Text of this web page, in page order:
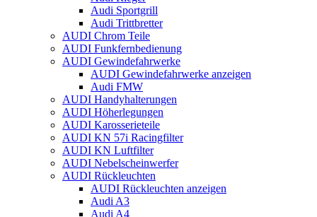
Audi Sportgrill
Audi Trittbretter
AUDI Chrom Teile
AUDI Funkfernbedienung
AUDI Gewindefahrwerke
AUDI Gewindefahrwerke anzeigen
Audi FMW
AUDI Handyhalterungen
AUDI Höherlegungen
AUDI Karosserieteile
AUDI KN 57i Racingfilter
AUDI KN Luftfilter
AUDI Nebelscheinwerfer
AUDI Rückleuchten
AUDI Rückleuchten anzeigen
Audi A3
Audi A4